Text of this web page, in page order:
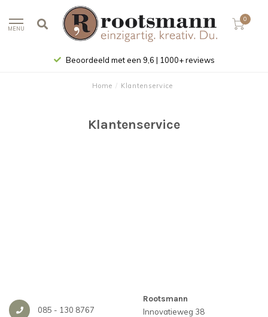
MENU
0
Beoordeeld met een 9,6 | 1000+ reviews
Home / Klantenservice
Klantenservice
085 - 130 8767
Rootsmann
Innovatieweg 38